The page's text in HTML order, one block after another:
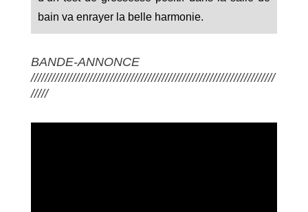
bain va enrayer la belle harmonie.
BANDE-ANNONCE
///////////////////////////////////////////////////////////////////////
/////